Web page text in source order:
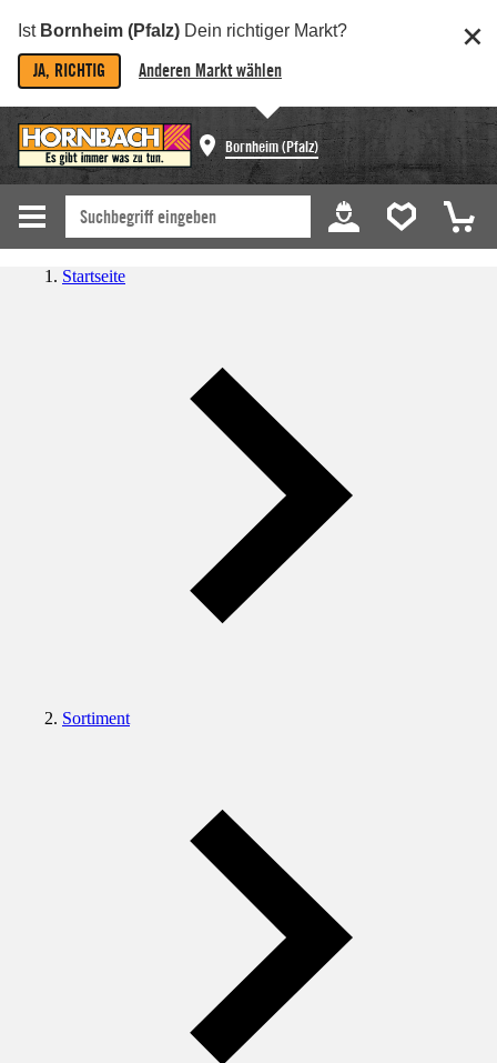
Ist Bornheim (Pfalz) Dein richtiger Markt?
JA, RICHTIG Anderen Markt wählen
Bornheim (Pfalz)
Startseite
Sortiment